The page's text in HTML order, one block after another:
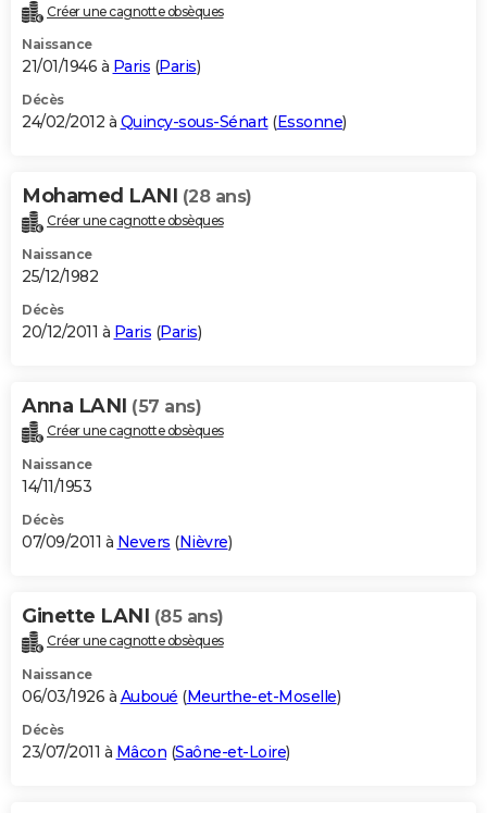
Créer une cagnotte obsèques
Naissance
21/01/1946 à Paris (Paris)
Décès
24/02/2012 à Quincy-sous-Sénart(Essonne)
Mohamed LANI (28 ans)
Créer une cagnotte obsèques
Naissance
25/12/1982
Décès
20/12/2011 à Paris (Paris)
Anna LANI (57 ans)
Créer une cagnotte obsèques
Naissance
14/11/1953
Décès
07/09/2011 à Nevers (Nièvre)
Ginette LANI (85 ans)
Créer une cagnotte obsèques
Naissance
06/03/1926 à Auboué (Meurthe-et-Moselle)
Décès
23/07/2011 à Mâcon (Saône-et-Loire)